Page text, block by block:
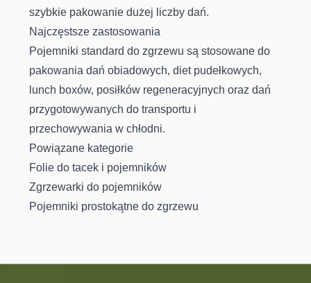
szybkie pakowanie dużej liczby dań.
Najczęstsze zastosowania
Pojemniki standard do zgrzewu są stosowane do
pakowania dań obiadowych, diet pudełkowych,
lunch boxów, posiłków regeneracyjnych oraz dań
przygotowywanych do transportu i
przechowywania w chłodni.
Powiązane kategorie
Folie do tacek i pojemników
Zgrzewarki do pojemników
Pojemniki prostokątne do zgrzewu